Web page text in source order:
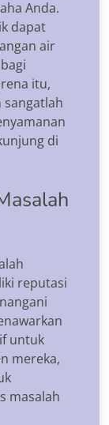
Anda.
dapat
air
itu,
sangatlah
di
reputasi
untuk
mereka,
masalah